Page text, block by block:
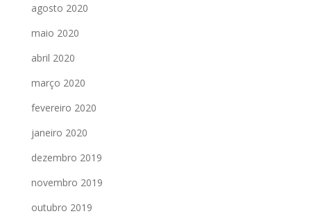
agosto 2020
maio 2020
abril 2020
março 2020
fevereiro 2020
janeiro 2020
dezembro 2019
novembro 2019
outubro 2019